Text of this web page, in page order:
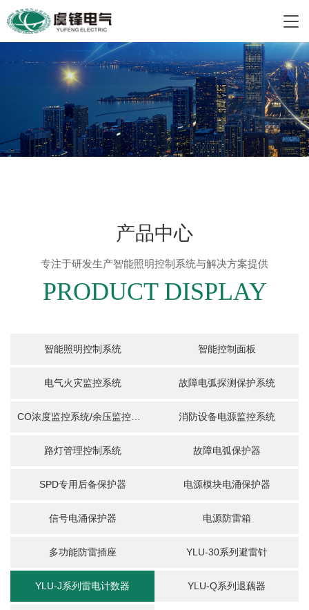
请输入产品关键词
产品中心
专注于研发生产智能照明控制系统与解决方案提供
PRODUCT DISPLAY
智能照明控制系统 智能控制面板
电气火灾监控系统 故障电弧探测保护系统
消防设备电源监控系统
路灯管理控制系统 故障电弧保护器
SPD专用后备保护器 电源模块电涌保护器
信号电涌保护器 电源防雷箱
多功能防雷插座 YLU-30系列避雷针
YLU-J系列雷电计数器 YLU-Q系列退藕器